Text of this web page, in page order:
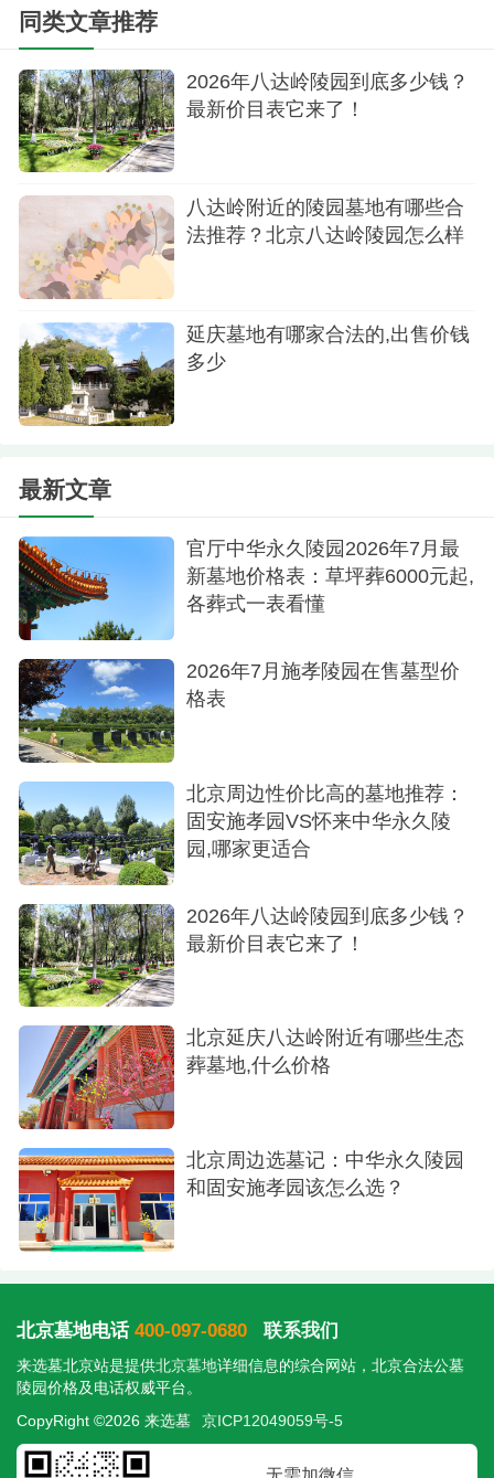
相邻，为前来追思的家人提供了一个独特的安息之
地。这里的墓位价格相对亲民，适合追求简单而有
品质的安葬方式。墓园的地理位置也让人们在祭扫
逝者的同时，能够欣赏到壮丽的长城美景。
福安园公墓：
立碑墓位：15800元
立碑墓位：16800元
福安园公墓位于延庆区，拥有宽阔的墓地和绿
化环境。墓位的价格相对较高，但与之相匹配的是
墓园的设施和服务水平。这里提供了不仅是一个墓
永宁陵园：
花坛葬墓位：7800元
树葬墓位：12800元
立碑墓位：18000元
永宁陵园坐落在延庆区，其低廉的价格和平和
的环境吸引了许多家庭。这里的墓位价格相对较为
计融合了自然和人文元素，为亲人提供了一个宁静
的永眠之地。
在选择墓地时，除了价格因素，还需考虑墓园
的环境、服务、设施等因素。延庆区的陵园不仅提
供了多样的墓位选择，还将家人的需求和尊严放在
首位，为前来的家庭提供了一个安详祭奠逝者的场
所。无论选择哪个陵园，都希望能在这片安宁的土
地上，为逝去的亲人献上最深切的缅怀和祝福。
同类文章推荐
2026年八达岭陵园到底多少钱？
最新价目表它来了！
八达岭附近的陵园墓地有哪些合
法推荐？北京八达岭陵园怎么样
延庆墓地有哪家合法的,出售价钱
多少
最新文章
官厅中华永久陵园2026年7月最
新墓地价格表：草坪葬6000元起,
各葬式一表看懂
2026年7月施孝陵园在售墓型价
格表
北京周边性价比高的墓地推荐：
固安施孝园VS怀来中华永久陵
园,哪家更适合
2026年八达岭陵园到底多少钱？
最新价目表它来了！
北京延庆八达岭附近有哪些生态
葬墓地,什么价格
北京周边选墓记：中华永久陵园
和固安施孝园该怎么选？
北京墓地电话 400-097-0680 联系我们
来选墓北京站是提供北京墓地详细信息的综合网站，北京合法公墓
陵园价格及电话权威平台。
CopyRight ©2026 来选墓
京ICP12049059号-5